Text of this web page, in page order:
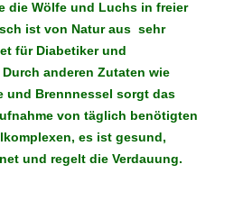
die Wölfe und Luchs in freier
ist von Natur aus sehr
für Diabetiker und
anderen Zutaten wie
und Brennnessel sorgt das
von täglich benötigten
es ist gesund,
und regelt die Verdauung.